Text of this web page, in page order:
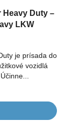
Heavy Duty –
LKW
je prísada do
vozidlá